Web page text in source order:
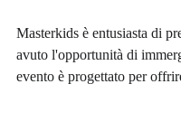
Masterkids è entusiasta di
avuto l'opportunità di
evento è progettato per